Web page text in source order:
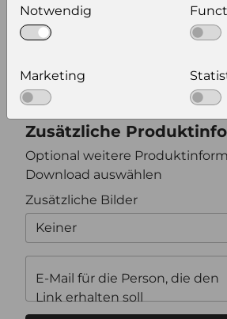
Bildeinstellungen
wählen Sie eine Auflösung für
Zusätzliche
Optional weitere
Download auswählen
Zusätzliche Bilder
Keiner
E-Mail für die Person, die den
Link erhalten soll
Notwendig
Marketing